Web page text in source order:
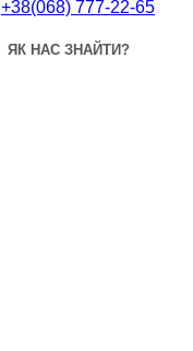
+38(068) 777-22-65
ЯК НАС ЗНАЙТИ?